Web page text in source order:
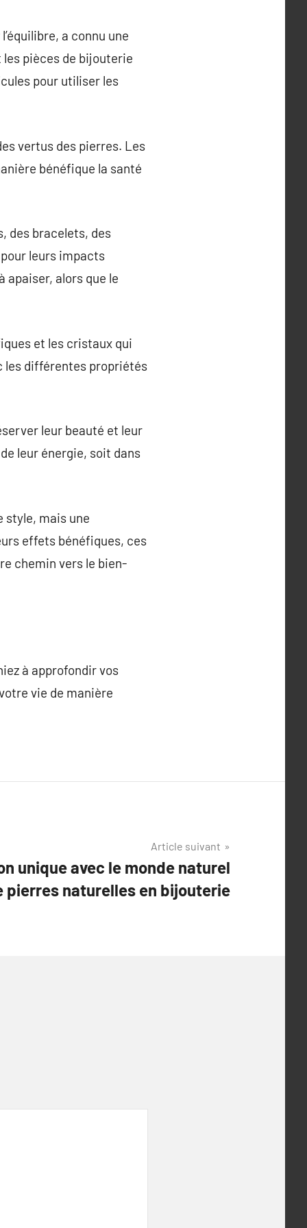
a connu une
pièces de bijouterie
pour utiliser les
vertus des pierres. Les
bénéfique la santé
des bracelets, des
leurs impacts
apaiser, alors que le
et les cristaux qui
les différentes propriétés
leur beauté et leur
leur énergie, soit dans
style, mais une
effets bénéfiques, ces
chemin vers le bien-
à approfondir vos
vie de manière
Article suivant
unique avec le monde naturel
pierres naturelles en bijouterie